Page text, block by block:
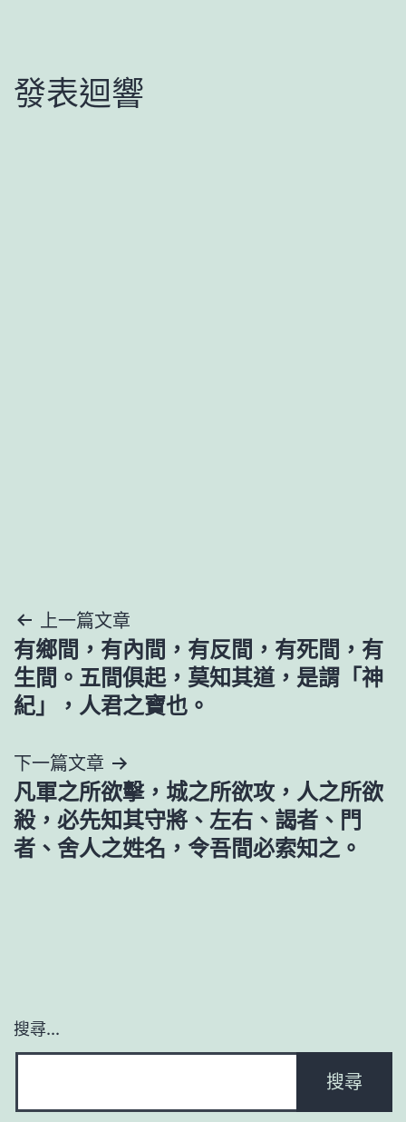
發表迴響
文
章
導
覽
上一篇文章
有鄉間，有內間，有反間，有死間，有
生間。五間俱起，莫知其道，是謂「神
紀」，人君之寶也。
下一篇文章
凡軍之所欲擊，城之所欲攻，人之所欲
殺，必先知其守將、左右、謁者、門
者、舍人之姓名，令吾間必索知之。
搜尋...